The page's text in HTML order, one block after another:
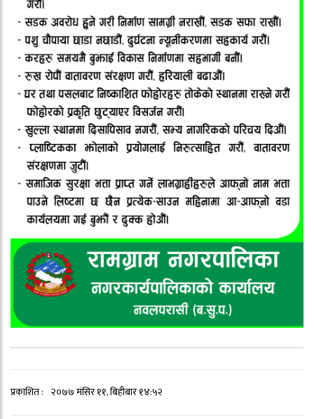
प्रकाशित : २०७७ मंसिर ११, बिहीबार १४:५२